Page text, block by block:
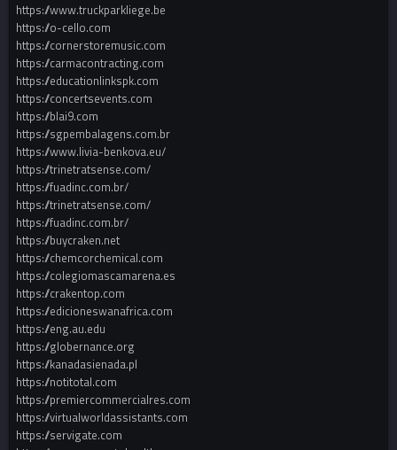
https://www.truckparkliege.be
https://o-cello.com
https://cornerstoremusic.com
https://carmacontracting.com
https://educationlinkspk.com
https://concertsevents.com
https://blai9.com
https://sgpembalagens.com.br
https://www.livia-benkova.eu/
https://trinetratsense.com/
https://fuadinc.com.br/
https://trinetratsense.com/
https://fuadinc.com.br/
https://buycraken.net
https://chemcorchemical.com
https://colegiomascamarena.es
https://crakentop.com
https://edicioneswanafrica.com
https://eng.au.edu
https://globernance.org
https://kanadasienada.pl
https://notitotal.com
https://premiercommercialres.com
https://virtualworldassistants.com
https://servigate.com